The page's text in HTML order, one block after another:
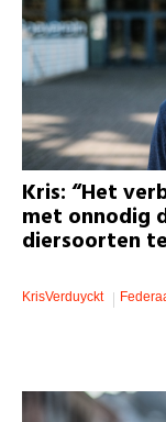
Kris: “Het
met onnodig
diersoorten
KrisVerduyckt